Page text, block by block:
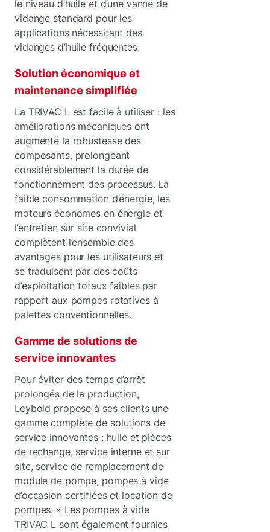
le niveau d’huile et d’une vanne de
vidange standard pour les
applications nécessitant des
vidanges d’huile fréquentes.
Solution économique et
maintenance simplifiée
La TRIVAC L est facile à utiliser : les
améliorations mécaniques ont
augmenté la robustesse des
composants, prolongeant
considérablement la durée de
fonctionnement des processus. La
faible consommation d’énergie, les
moteurs économes en énergie et
l’entretien sur site convivial
complètent l’ensemble des
avantages pour les utilisateurs et
se traduisent par des coûts
d’exploitation totaux faibles par
rapport aux pompes rotatives à
palettes conventionnelles.
Gamme de solutions de
service innovantes
Pour éviter des temps d’arrêt
prolongés de la production,
Leybold propose à ses clients une
gamme complète de solutions de
service innovantes : huile et pièces
de rechange, service interne et sur
site, service de remplacement de
module de pompe, pompes à vide
d’occasion certifiées et location de
pompes. « Les pompes à vide
TRIVAC L sont également fournies